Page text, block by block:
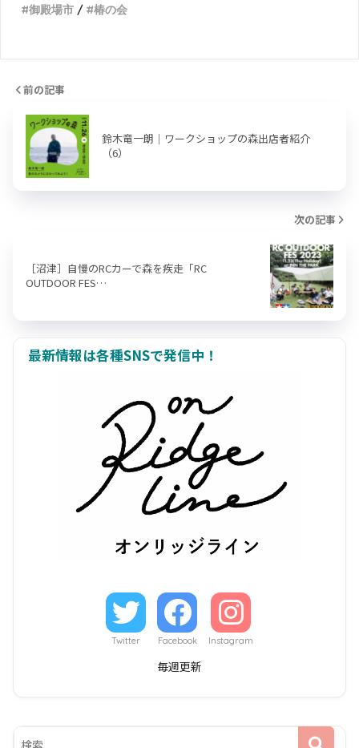
御殿場市
椿の会
前の記事
鈴木竜一朗｜ワークショップの森出店者紹介
（6）
次の記事
［沼津］自慢のRCカーで森を疾走「RC
OUTDOOR FES…
最新情報は各種SNSで発信中！
Twitter Facebook Instagram
毎週更新